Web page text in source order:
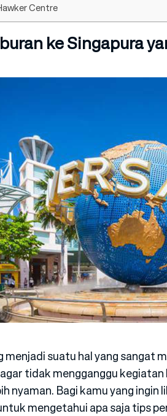
Centre
ke Singapura
menjadi suatu hal yang sangat
tidak mengganggu
nyaman. Bagi kamu yang
mengetahui apa saja tips